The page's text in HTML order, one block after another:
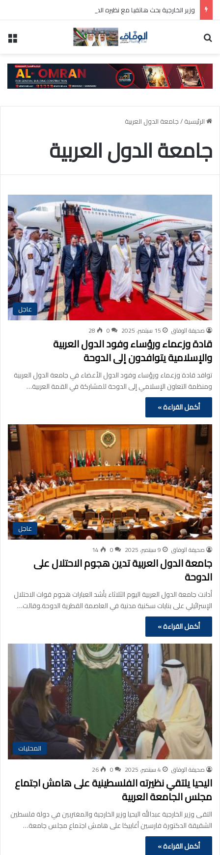
وزير الخارجية بحث هاتفيا مع نظيره المصري آخر التطورات الإقليمية
الرئيسية/جامعة الدول العربية
جامعة الدول العربية
عاجل
صحيفة الوفاق 15 سبتمبر، 2025 0
28
قادة وزعماء ورؤساء وفود الدول العربية
والإسلامية يتوافدون إلى الدوحة
توافد قادة وزعماء ورؤساء وفود الدول الأعضاء في جامعة الدول العربية
ومنظمة التعاون الإسلامي إلى الدوحة للمشاركة في القمة العربية…
أكمل القراءة »
عاجل
صحيفة الوفاق 9 سبتمبر، 2025 0
14
جامعة الدول العربية تدين هجوم الاحتلال على
الدوحة
أدانت جامعة الدول العربية اليوم الثلاثاء بأشد العبارات هجوم قوات الاحتلال
الإسرائيلي على بنايات سكنية مدنية في العاصمة القطرية الدوحة.وقالت…
أكمل القراءة »
المحليات
صحيفة الوفاق 4 سبتمبر، 2025 0
26
اليحيا يلتقي نظيرته الفلسطينية على هامش اجتماع
مجلس الجامعة العربية
التقى وزير الخارجية عبدالله اليحيا وزير الخارجية والمغتربين في دولة فلسطين
الشقيقة الدكتورة فارسين أغابيكا على هامش اجتماع مجلس جامعة…
أكمل القراءة »